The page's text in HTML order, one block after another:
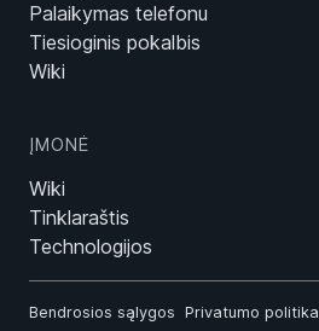
Palaikymas telefonu
Tiesioginis pokalbis
Wiki
ĮMONĖ
Wiki
Tinklaraštis
Technologijos
Bendrosios sąlygos Privatumo politika